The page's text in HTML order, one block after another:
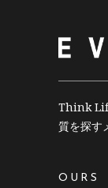
Think
質を探す
OURS